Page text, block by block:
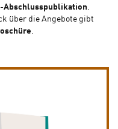
Abschlusspublikation.
über die Angebote gibt
.